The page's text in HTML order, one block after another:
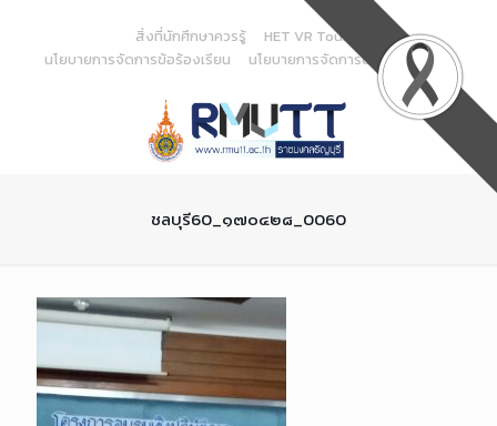
Content
สิ่งที่นักศึกษาควรรู้
HET VR Tour
นโยบายการจัดการข้อร้องเรียน
นโยบายการจัดการด้านสารสนเทศ
ชลบุรี60_๑๗๐๔๒๘_0060